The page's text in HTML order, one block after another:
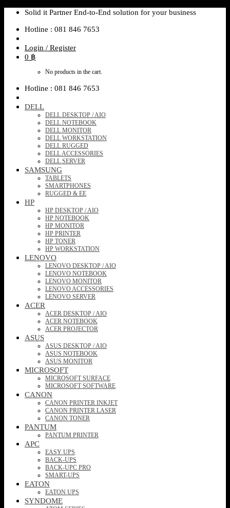
Skip
content
Solid it Partner End-to-End solution for your business
Hotline : 081 846 7653
Login / Register
0 ฿
No products in the cart.
Hotline : 081 846 7653
DELL
DELL DESKTOP / AIO
DELL NOTEBOOK
DELL MONITOR
DELL WORKSTATION
DELL RUGGED
DELL ACCESSORIES
DELL SERVER
SAMSUNG
TABLETS
SMARTPHONES
RUGGED & EE
HP
HP DESKTOP / AIO
HP NOTEBOOK
HP MONITOR
HP PRINTER
HP TONER
HP WORKSTATION
LENOVO
LENOVO DESKTOP / AIO
LENOVO NOTEBOOK
LENOVO MONITOR
LENOVO ACCESSORIES
LENOVO SERVER
ACER
ACER DESKTOP / AIO
ACER NOTEBOOK
ACER PROJECTOR
ASUS
ASUS DESKTOP / AIO
ASUS NOTEBOOK
ASUS MONITOR
MICROSOFT
MICROSOFT SURFACE
MICROSOFT SOFTWARE
CANON
CANON PRINTER INKJET
CANON PRINTER LASER
CANON TONER
PANTUM
PANTUM PRINTER
APC
EASY UPS
BACK-UPS
BACK-UPC PRO
SMART-UPS
EATON
EATON UPS
SYNDOME